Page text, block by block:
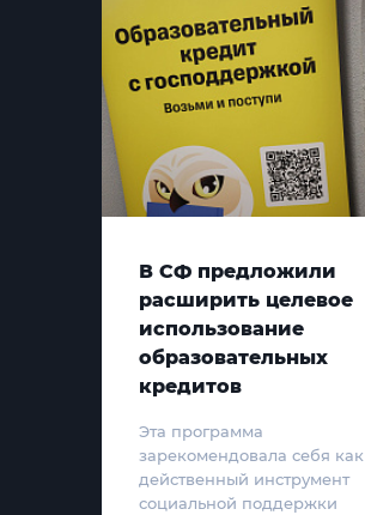
В СФ предложили
расширить целевое
использование
образовательных
кредитов
Эта программа
зарекомендовала себя как
действенный инструмент
социальной поддержки